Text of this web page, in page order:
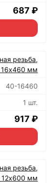
687 ₽
резьба,
16х460 мм
40-16460
1 шт.
917 ₽
резьба,
12х600 мм